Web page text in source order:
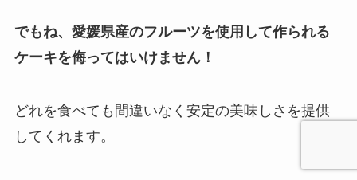
でもね、愛媛県産のフルーツを使用して作られる
ケーキを侮ってはいけません！
どれを食べても間違いなく安定の美味しさを提供
してくれます。